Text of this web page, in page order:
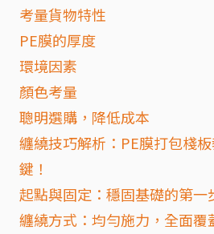
考量貨物特性
PE膜的厚度
環境因素
顏色考量
聰明選購，降低成本
纏繞技巧解析：PE膜打包棧
鍵！
起點與固定：穩固基礎的第一
纏繞方式：均勻施力，全面覆